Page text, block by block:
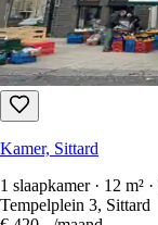
Kamer, Sittard
Gemeubileerd
Rijksweg Zuid, Sittard
€ 480,-